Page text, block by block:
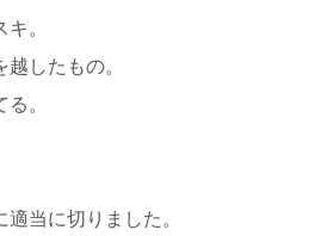
。
したもの。
。
当に切りました。